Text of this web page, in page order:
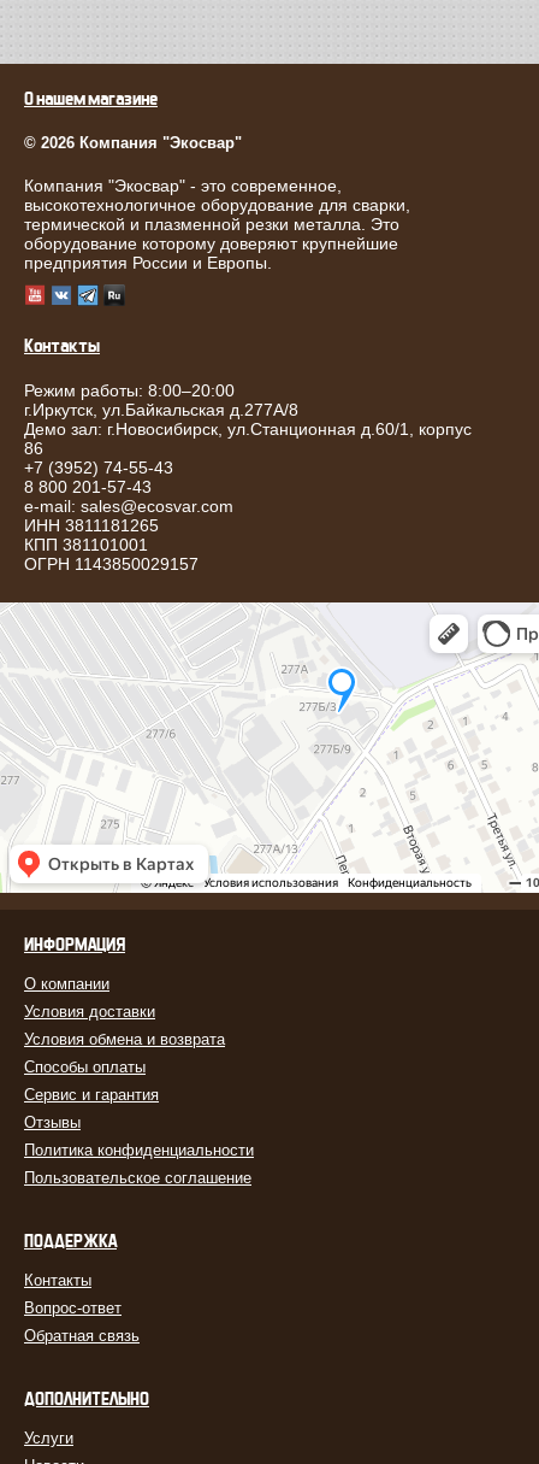
О нашем магазине
© 2026 Компания "Экосвар"
Компания "Экосвар" - это современное,
высокотехнологичное оборудование для сварки,
термической и плазменной резки металла. Это
оборудование которому доверяют крупнейшие
предприятия России и Европы.
Контакты
Режим работы: 8:00–20:00
г.Иркутск, ул.Байкальская д.277А/8
Демо зал: г.Новосибирск, ул.Станционная д.60/1, корпус
86
+7 (3952) 74-55-43
8 800 201-57-43
e-mail: sales@ecosvar.com
ИНН 3811181265
КПП 381101001
ОГРН 1143850029157
ИНФОРМАЦИЯ
О компании
Условия доставки
Условия обмена и возврата
Способы оплаты
Сервис и гарантия
Отзывы
Политика конфиденциальности
Пользовательское соглашение
ПОДДЕРЖКА
Контакты
Вопрос-ответ
Обратная связь
ДОПОЛНИТЕЛЬНО
Услуги